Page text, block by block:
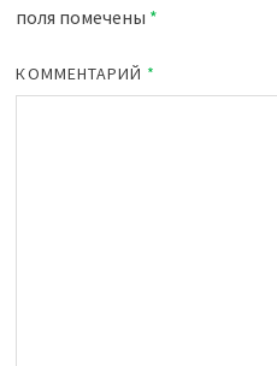
поля помечены *
КОММЕНТАРИЙ *